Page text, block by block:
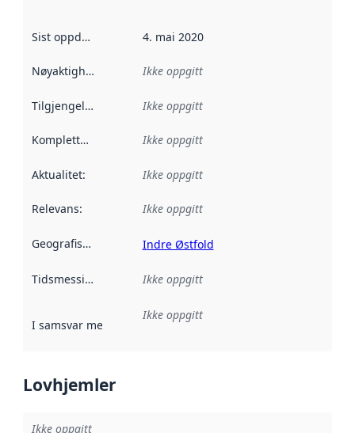
Sist oppdatert 4. mai 2020
Nøyaktighet Ikke oppgitt
Tilgjengelighet Ikke oppgitt
Kompletthet Ikke oppgitt
Aktualitet: Ikke oppgitt
Relevans: Ikke oppgitt
Geografisk avgrensning :
Indre Østfold
Tidsmessig avgrensning :
Ikke oppgitt
I samsvar med Referanse til en implementasjonsregel
Ikke oppgitt
Lovhjemler
Ikke oppgitt